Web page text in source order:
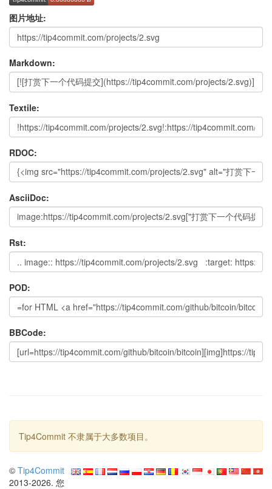
图片地址:
Markdown:
Textile:
RDOC:
AsciiDoc:
Rst:
POD:
BBCode:
Tip4Commit 不隶属于大多数项目。
© Tip4Commit
2013-2026. 您